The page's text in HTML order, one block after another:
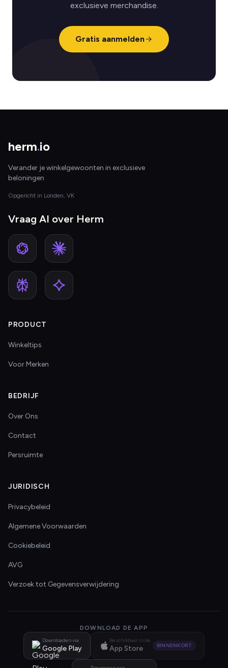
exclusieve merchandise.
Gratis aanmelden
herm.io
Verander je winkelgewoonten in exclusieve
beloningen
Opgericht in Londen, VK
Vraag AI over Herm
PRODUCT
Winkeltips
Voor Merken
BEDRIJF
Over Ons
Contact
Persruimte
JURIDISCH
Privacybeleid
Algemene Voorwaarden
Cookiebeleid
AVG
Verzoek tot Gegevensverwijdering
DOWNLOAD DE APP
Downloaden via
Google Play
Beschikbaar in de
App Store BINNENKORT